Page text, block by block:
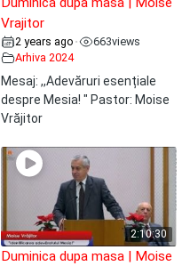
Vrajitor
2 years ago • 663views
Arhiva 2024
Mesaj: ,,Adevăruri esențiale
despre Mesia! " Pastor: Moise
Vrăjitor
2:10:30
Duminica dupa masa | Moise